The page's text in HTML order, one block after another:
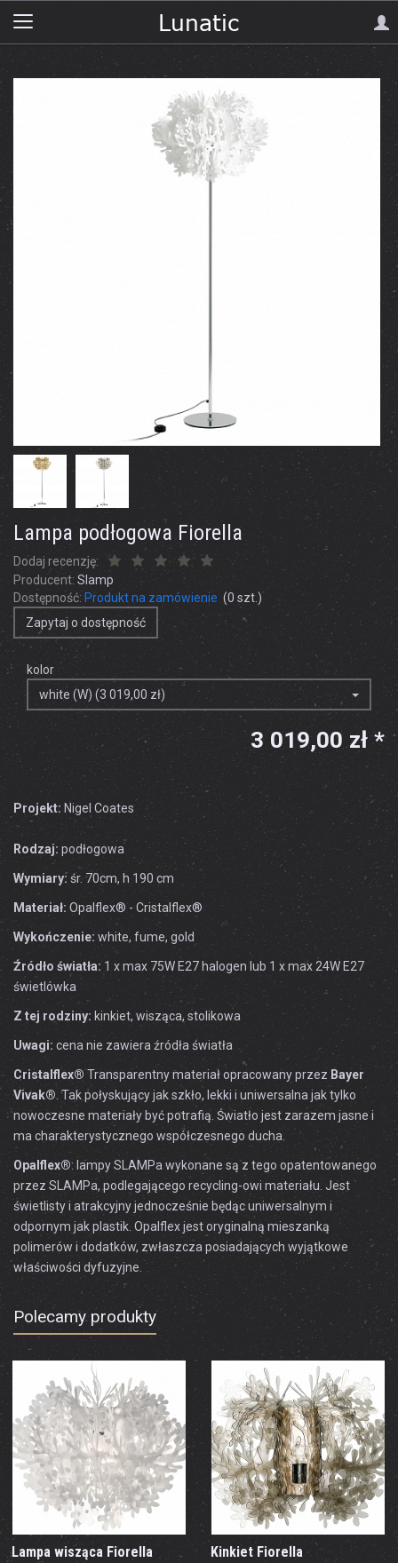
Lampa podłogowa Fiorella
Dodaj recenzję:
Producent: Slamp
Dostępność: Produkt na zamówienie (0 szt.)
Zapytaj o dostępność
kolor
white (W) (3 019,00 zł)
3 019,00 zł *
Projekt: Nigel Coates
Rodzaj: podłogowa
Wymiary: śr. 70cm, h 190 cm
Materiał: Opalflex® - Cristalflex®
Wykończenie:white, fume, gold
Źródło światła: 1 x max 75W E27 halogen lub 1 x max 24W E27
świetlówka
Z tej rodziny: kinkiet, wisząca, stolikowa
Uwagi: cena nie zawiera źródła światła
Cristalflex®Transparentny materiał opracowany przez Bayer
Vivak® . Tak połyskujący jak szkło, lekki i uniwersalna jak tylko
nowoczesne materiały być potrafią. Światło jest zarazem jasne i
ma charakterystycznego współczesnego ducha.
Opalflex®: lampy SLAMPa wykonane są z tego opatentowanego
przez SLAMPa, podlegającego recycling-owi materiału. Jest
świetlisty i atrakcyjny jednocześnie będąc uniwersalnym i
odpornym jak plastik. Opalflex jest oryginalną mieszanką
polimerów i dodatków, zwłaszcza posiadających wyjątkowe
właściwości dyfuzyjne.
Polecamy produkty
Lampa wisząca Fiorella Kinkiet Fiorella